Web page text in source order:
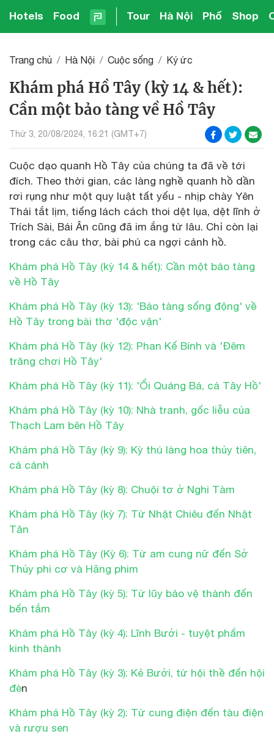
Hotels Food Tour Hà Nội Phố Shop
Trang chủ Hà Nội Cuộc sống Ký ức
Khám phá Hồ Tây (kỳ 14 & hết):
Cần một bảo tàng về Hồ Tây
Thứ 3, 20/08/2024, 16:21 (GMT+7)
Cuộc dạo quanh Hồ Tây của chúng ta đã về tới
đích. Theo thời gian, các làng nghề quanh hồ dần
rơi rụng như một quy luật tất yếu - nhịp chày Yên
Thái tắt lịm, tiếng lách cách thoi dệt lụa, dệt lĩnh ở
Trích Sài, Bái Ân cũng đã im ắng từ lâu. Chỉ còn lại
trong các câu thơ, bài phú ca ngợi cảnh hồ.
Khám phá Hồ Tây (kỳ 14 & hết): Cần một bảo tàng
về Hồ Tây
Khám phá Hồ Tây (kỳ 13): 'Bảo tàng sống động' về
Hồ Tây trong bài thơ 'độc vận'
Khám phá Hồ Tây (kỳ 12): Phan Kế Bính và 'Đêm
trăng chơi Hồ Tây'
Khám phá Hồ Tây (kỳ 11): 'Ổi Quảng Bá, cá Tây Hồ'
Khám phá Hồ Tây (kỳ 10): Nhà tranh, gốc liễu của
Thạch Lam bên Hồ Tây
Khám phá Hồ Tây (kỳ 9): Kỳ thú làng hoa thủy tiên,
cá cảnh
Khám phá Hồ Tây (kỳ 8): Chuội tơ ở Nghi Tàm
Khám phá Hồ Tây (kỳ 7): Từ Nhật Chiêu đến Nhật
Tân
Khám phá Hồ Tây (Kỳ 6): Từ am cung nữ đến Sở
Thủy phi cơ và Hãng phim
Khám phá Hồ Tây (kỳ 5): Từ lũy bảo vệ thành đến
bến tắm
Khám phá Hồ Tây (kỳ 4): Lĩnh Bưởi - tuyệt phẩm
kinh thành
Khám phá Hồ Tây (kỳ 3): Kẻ Bưởi, từ hội thề đến hội
đèn
Khám phá Hồ Tây (kỳ 2): Từ cung điện đến tàu điện
và rượu sen